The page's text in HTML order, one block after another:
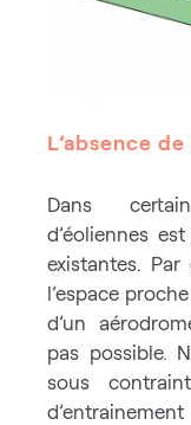
L’absence
Dans
d’éoliennes
existantes.
l’espace
d’un
pas possible.
sous